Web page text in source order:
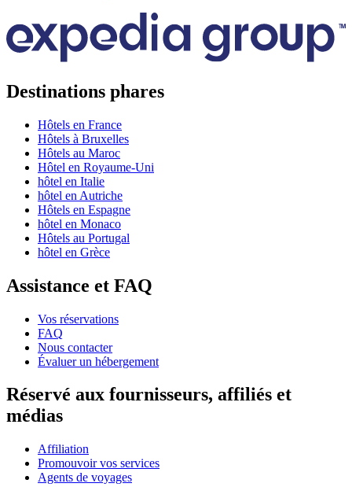
Destinations phares
Hôtels en France
Hôtels à Bruxelles
Hôtels au Maroc
Hôtel en Royaume-Uni
hôtel en Italie
hôtel en Autriche
Hôtels en Espagne
hôtel en Monaco
Hôtels au Portugal
hôtel en Grèce
Assistance et FAQ
Vos réservations
FAQ
Nous contacter
Évaluer un hébergement
Réservé aux fournisseurs, affiliés et
médias
Affiliation
Promouvoir vos services
Agents de voyages